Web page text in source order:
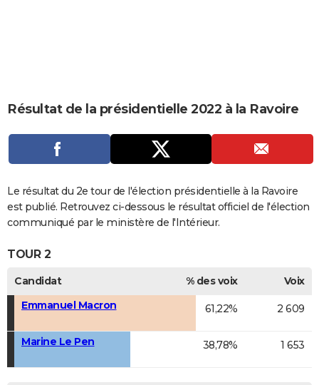
CARTE DE VOEUX
DICTIONNAIRE
Dictionnaire
Biographies
Expressions
Proverbes
PROGRAMME TV
COPAINS D'AVANT
S'inscrire
Se connecter
Lycées
Collèges
Primaires
Universités
Entreprises
Service militaire
Avis de recherche
AVIS DE DÉCÈS
FORUM
Bricolage
Culture
Television
Voyage
Résultat de la présidentielle 2022 à la Ravoire
Le résultat du 2e tour de l'élection présidentielle à la Ravoire
est publié. Retrouvez ci-dessous le résultat officiel de l'élection
communiqué par le ministère de l'Intérieur.
TOUR 2
Candidat % des voix
Voix
Emmanuel Macron
61,22% 2 609
Marine Le Pen 38,78% 1 653